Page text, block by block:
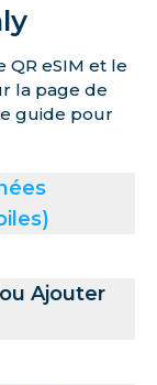
QR eSIM et le
la page de
guide pour
Ajouter